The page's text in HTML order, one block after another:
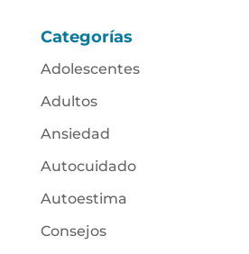
Categorías
Adolescentes
Adultos
Ansiedad
Autocuidado
Autoestima
Consejos